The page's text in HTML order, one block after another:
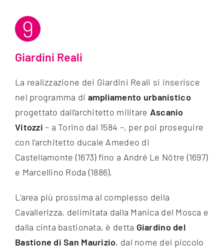
9
Giardini Reali
La realizzazione dei Giardini Reali si inserisce
nel programma di ampliamento urbanistico
progettato dall’architetto militare Ascanio
Vitozzi – a Torino dal 1584 –, per poi proseguire
con l’architetto ducale Amedeo di
Castellamonte (1673) fino a André Le Nôtre (1697)
e Marcellino Roda (1886).
L’area più prossima al complesso della
Cavallerizza, delimitata dalla Manica del Mosca e
dalla cinta bastionata, è detta Giardino del
Bastione di San Maurizio, dal nome del piccolo